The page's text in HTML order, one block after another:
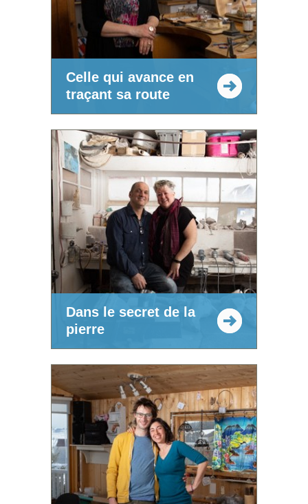
Celle qui avance en
traçant sa route
Dans le secret de la
pierre